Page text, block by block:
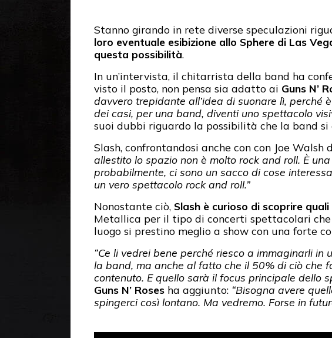
Stanno girando in rete diverse speculazioni
loro eventuale esibizione allo Sphere di Las
questa possibilità.
In un’intervista, il chitarrista della band ha
visto il posto, non pensa sia adatto ai Guns N’
davvero trepidante all’idea di suonare lì, perché
dei casi, per una band, diventi uno spettacolo
suoi dubbi riguardo la possibilità che la band si
Slash, confrontandosi anche con con Joe
allestito lo spazio non è molto rock and roll. È
probabilmente, ci sono un sacco di cose
un vero spettacolo rock and roll.”
Nonostante ciò, Slash è curioso di scoprire
Metallica per il tipo di concerti spettacolari che
luogo si prestino meglio a show con una forte
“Ce li vedrei bene perché riesco a immaginarli
la band, ma anche al fatto che il 50% di ciò che
contenuto. E quello sarà il focus principale dello
Guns N’ Roses ha aggiunto: “Bisogna avere
spingerci così lontano. Ma vedremo. Forse in